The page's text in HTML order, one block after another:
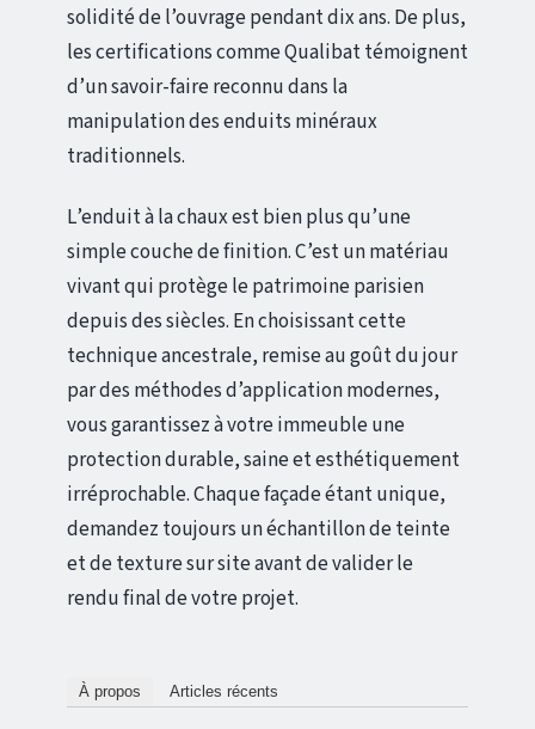
solidité de l’ouvrage pendant dix ans. De plus,
les certifications comme Qualibat témoignent
d’un savoir-faire reconnu dans la
manipulation des enduits minéraux
traditionnels.
L’enduit à la chaux est bien plus qu’une
simple couche de finition. C’est un matériau
vivant qui protège le patrimoine parisien
depuis des siècles. En choisissant cette
technique ancestrale, remise au goût du jour
par des méthodes d’application modernes,
vous garantissez à votre immeuble une
protection durable, saine et esthétiquement
irréprochable. Chaque façade étant unique,
demandez toujours un échantillon de teinte
et de texture sur site avant de valider le
rendu final de votre projet.
À propos Articles récents